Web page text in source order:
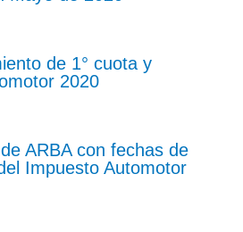
de 1° cuota y
2020
ARBA con fechas de
Impuesto Automotor